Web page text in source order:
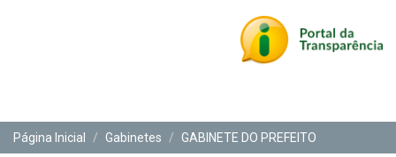
Página Inicial
Gabinetes GABINETE DO PREFEITO